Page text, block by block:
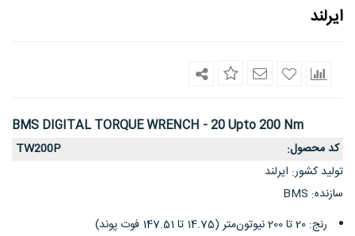
ایرلند
BMS DIGITAL TORQUE WRENCH - 20 Upto 200 Nm
کد محصول:
TW200P
تولید کشور: ایرلند
سازنده:
BMS
رنج: 20 تا 200 نیوتون‌متر (14.75 تا 147.51 فوت پوند)